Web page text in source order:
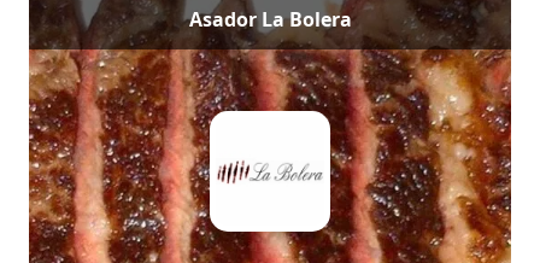
Asador La Bolera